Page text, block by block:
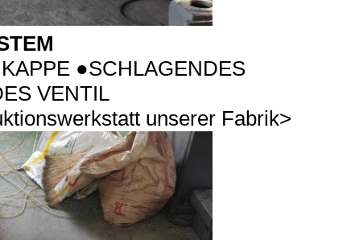
●SCHLAGENDES
VENTIL
unserer Fabrik>